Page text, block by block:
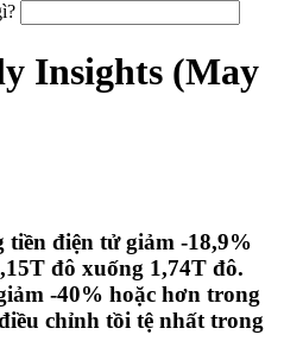
Insights (May
điện tử giảm -18,9%
đô xuống 1,74T đô.
-40% hoặc hơn trong
chỉnh tồi tệ nhất trong